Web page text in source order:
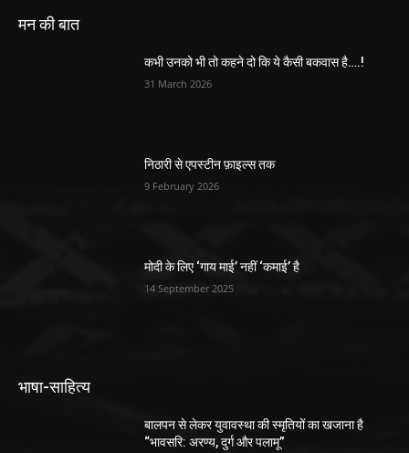
मन की बात
कभी उनको भी तो कहने दो कि ये कैसी बकवास है….!
31 March 2026
निठारी से एपस्टीन फ़ाइल्स तक
9 February 2026
मोदी के लिए ‘गाय माई’ नहीं ‘कमाई’ है
14 September 2025
भाषा-साहित्य
बालपन से लेकर युवावस्था की स्मृतियों का खजाना है
“भावसरि: अरण्य, दुर्ग और पलामू”